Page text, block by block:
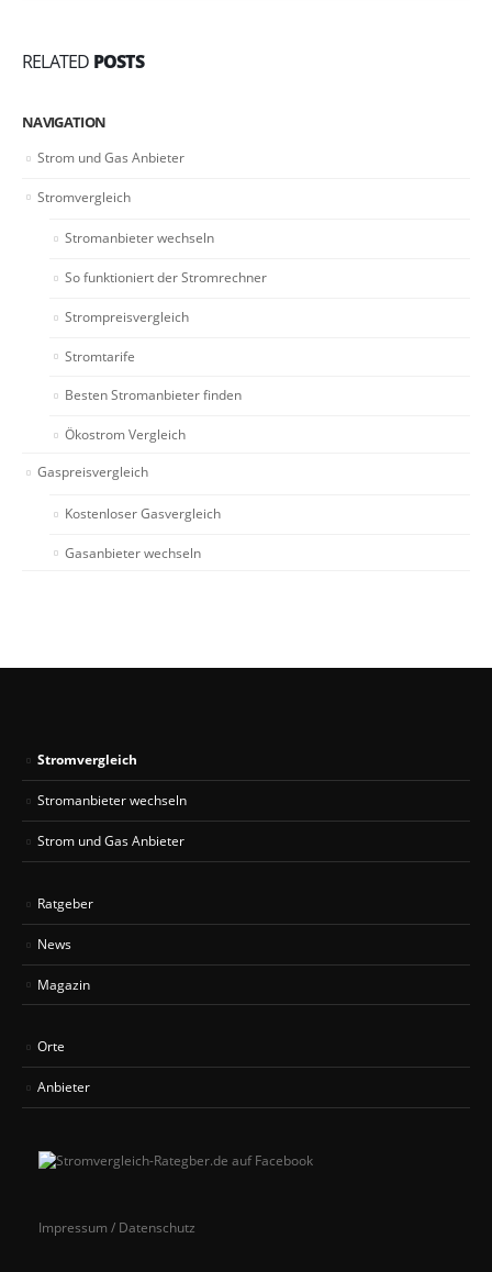
RELATED POSTS
NAVIGATION
Strom und Gas Anbieter
Stromvergleich
Stromanbieter wechseln
So funktioniert der Stromrechner
Strompreisvergleich
Stromtarife
Besten Stromanbieter finden
Ökostrom Vergleich
Gaspreisvergleich
Kostenloser Gasvergleich
Gasanbieter wechseln
Stromvergleich
Stromanbieter wechseln
Strom und Gas Anbieter
Ratgeber
News
Magazin
Orte
Anbieter
Impressum / Datenschutz